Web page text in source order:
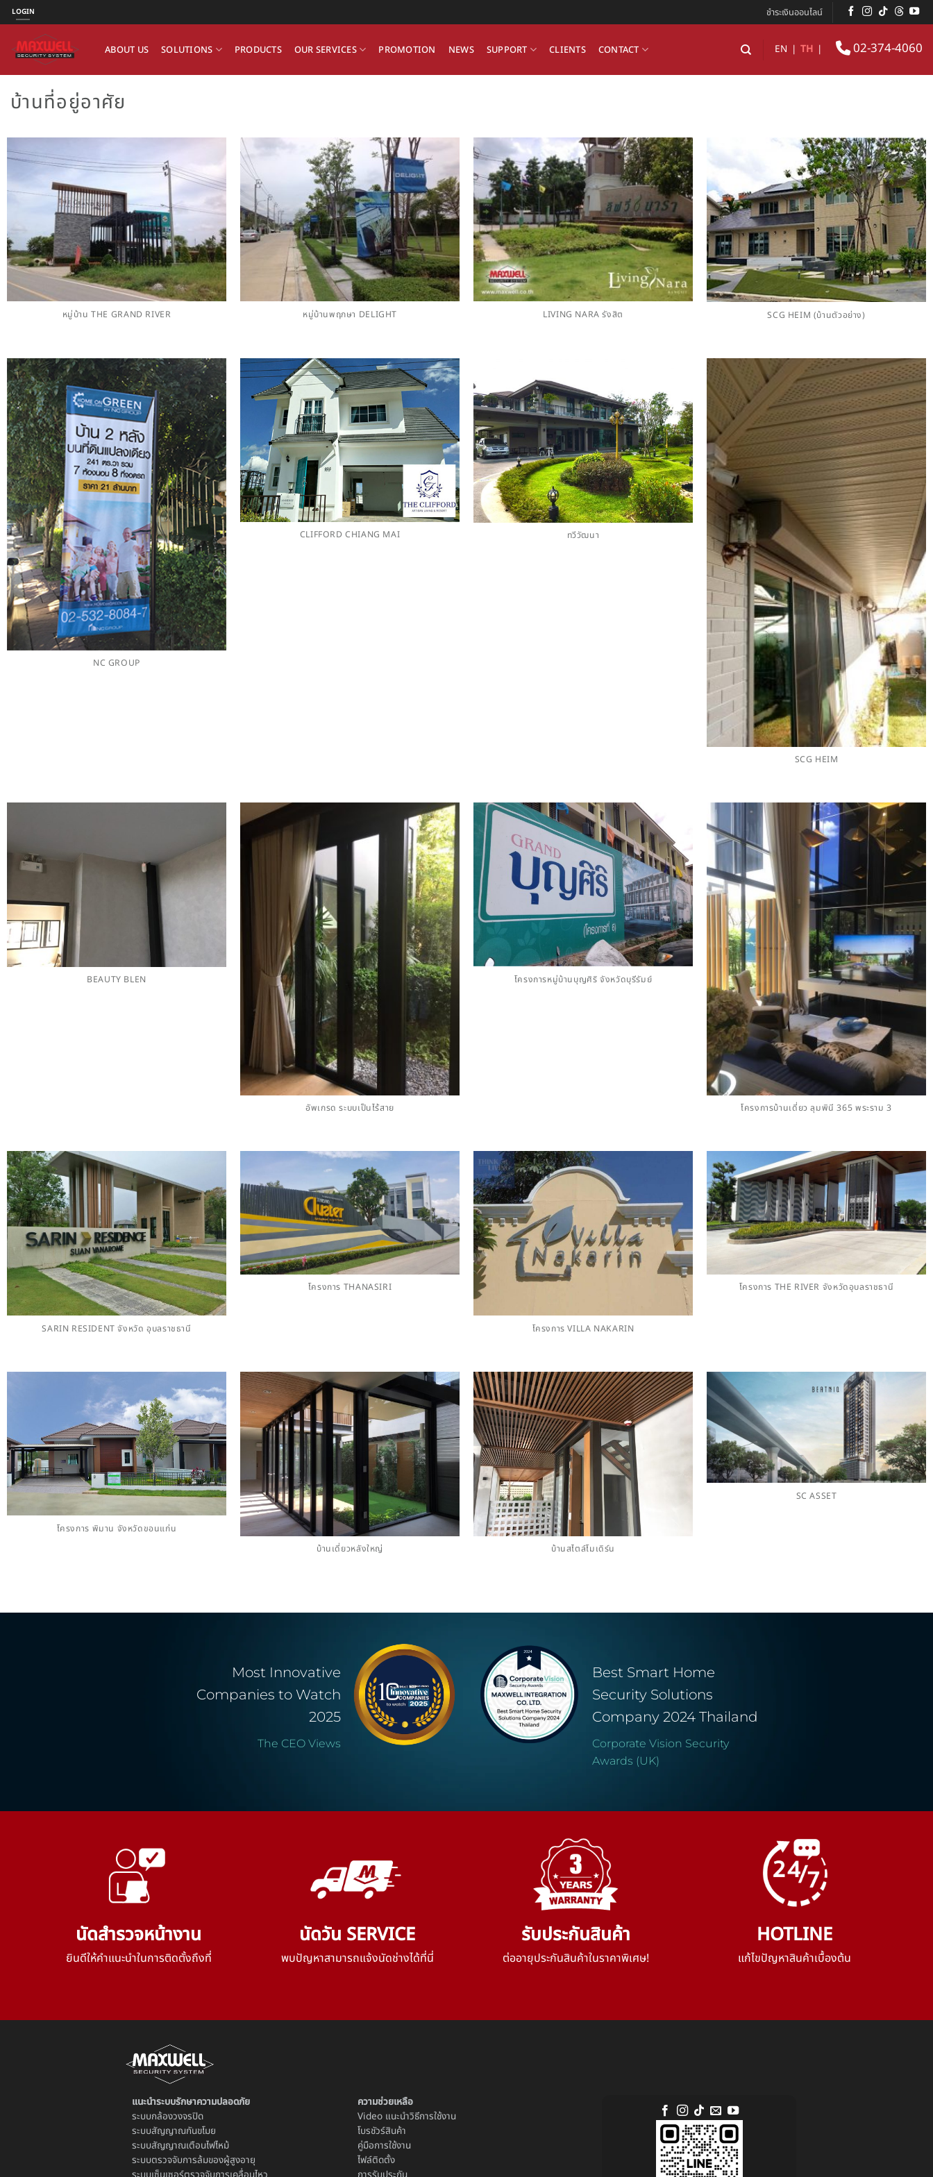
ข้าม
ไป
เนื้อหา
LOGIN ชำระเงินออนไลน์
ABOUT US SOLUTIONS PRODUCTS OUR SERVICES PROMOTION NEWS SUPPORT CLIENTS CONTACT EN | TH | 02-374-4060
บ้านที่อยู่อาศัย
หมู่บ้าน THE GRAND RIVER หมู่บ้านพฤกษา DELIGHT LIVING NARA รังสิต SCG HEIM (บ้านตัวอย่าง)
NC GROUP
CLIFFORD CHIANG MAI ทวีวัฒนา
SCG HEIM
BEAUTY BLEN
อัพเกรด ระบบเป็นไร้สาย
โครงการหมู่บ้านบุญศิริ จังหวัดบุรีรัมย์
โครงการบ้านเดี่ยว ลุมพินี 365 พระราม 3
SARIN RESIDENT จังหวัด อุบลราชธานี
โครงการ THANASIRI
โครงการ VILLA NAKARIN
โครงการ THE RIVER จังหวัดอุบลราชธานี
โครงการ พิมาน จังหวัดขอนแก่น
บ้านเดี่ยวหลังใหญ่
บ้านสไตล์โมเดิร์น
SC ASSET
Most Innovative
Companies to Watch
2025
The CEO Views
Best Smart Home
Security Solutions
Company 2024 Thailand
Corporate Vision Security
Awards (UK)
นัดสำรวจหน้างาน
ยินดีให้คำแนะนำในการติดตั้งถึงที่
นัดวัน SERVICE
พบปัญหาสามารถแจ้งนัดช่างได้ที่นี่
รับประกันสินค้า
ต่ออายุประกันสินค้าในราคาพิเศษ!
HOTLINE
แก้ไขปัญหาสินค้าเบื้องต้น
แนะนำระบบรักษาความปลอดภัย
ระบบกล้องวงจรปิด
ระบบสัญญาณกันขโมย
ระบบสัญญาณเตือนไฟไหม้
ระบบตรวจจับการล้มของผู้สูงอายุ
ความช่วยเหลือ
Video แนะนำวิธีการใช้งาน
โบรชัวร์สินค้า
คู่มือการใช้งาน
ไฟล์ติดตั้ง